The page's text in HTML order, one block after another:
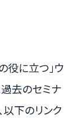
役に立つ」ウ
過去のセミナ
下のリンク